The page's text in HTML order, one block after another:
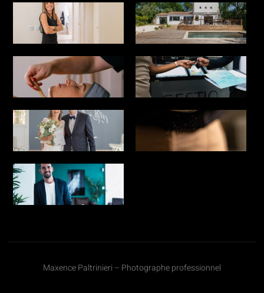
Maxence Paltrinieri – Photographe professionnel